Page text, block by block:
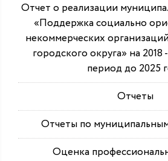
Отчет о реализации
«Поддержка социально
некоммерческих
городского округа» на 2018
период до 2025
Отчеты
Отчеты по
Оценка